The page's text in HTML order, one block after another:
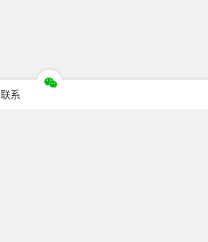
联系